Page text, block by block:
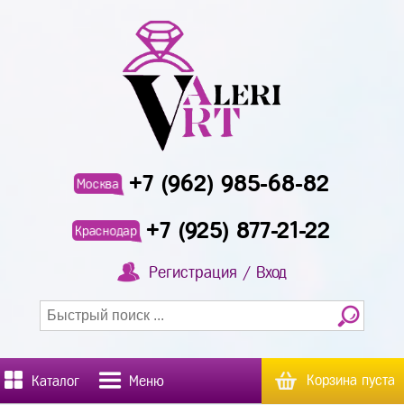
Москва +7 (962) 985-68-82
Краснодар +7 (925) 877-21-22
Регистрация / Вход
Каталог Меню Корзина пуста